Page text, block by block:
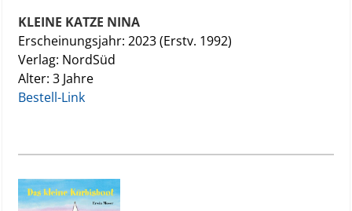
KLEINE KATZE NINA
Erscheinungsjahr: 2023 (Erstv. 1992)
Verlag: NordSüd
Alter: 3 Jahre
Bestell-Link